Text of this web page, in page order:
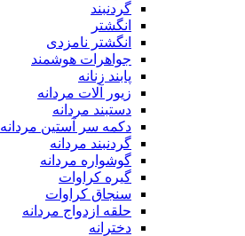
گردنبند
انگشتر
انگشتر نامزدی
جواهرات هوشمند
پابند زنانه
زیور آلات مردانه
دستبند مردانه
دکمه سر آستین مردانه
گردنبند مردانه
گوشواره مردانه
گیره کراوات
سنجاق کراوات
حلقه ازدواج مردانه
دخترانه